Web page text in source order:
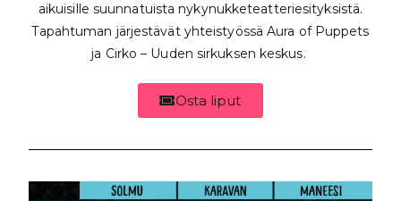
aikuisille suunnatuista nykynukketeatteriesityksistä.
Tapahtuman järjestävät yhteistyössä Aura of Puppets
ja Cirko – Uuden sirkuksen keskus.
Osta liput